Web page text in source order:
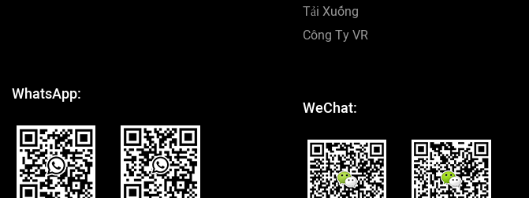
WhatsApp:
Tải Xuống
Công Ty VR
WeChat: